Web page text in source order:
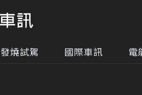
發燒試駕 國際車訊 電